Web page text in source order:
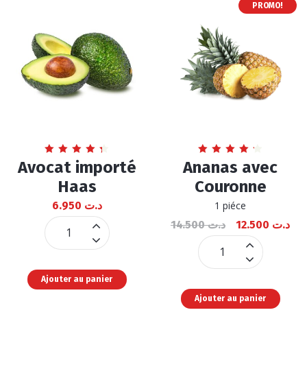
Note
4.45
Avocat importé
Haas
د.ت
Avocat
importé
quantité
Ajouter au panier
PROMO!
4.32
Ananas avec
Couronne
1 piéce
د.ت14.500 د.ت
Ananas
avec
quantité
Ajouter au panier